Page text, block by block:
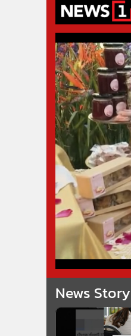
News Story